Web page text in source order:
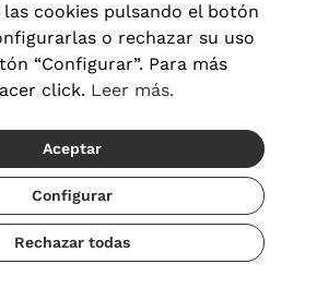
de privacidad Términos y condiciones
|Configuración de cookies
© 2026 Visionlab España
cookies pulsando el botón
o rechazar su uso
“Configurar”. Para más
click. Leer más.
Aceptar
Configurar
Rechazar todas